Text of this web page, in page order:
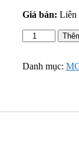
Giá bán: Liên
MCB
Chint
63
Danh mục: